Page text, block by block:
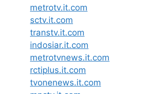
metrotv.it.com
sctv.it.com
transtv.it.com
indosiar.it.com
metrotvnews.it.com
rctiplus.it.com
tvonenews.it.com